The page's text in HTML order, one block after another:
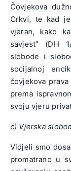
Čovjekova
Crkvi, te kad
vjeran, kako
savjest” (DH
slobode i
socijalnoj
čovjekova
prema
svoju vjeru
c) Vjerska
Vidjeli smo
promatrano u